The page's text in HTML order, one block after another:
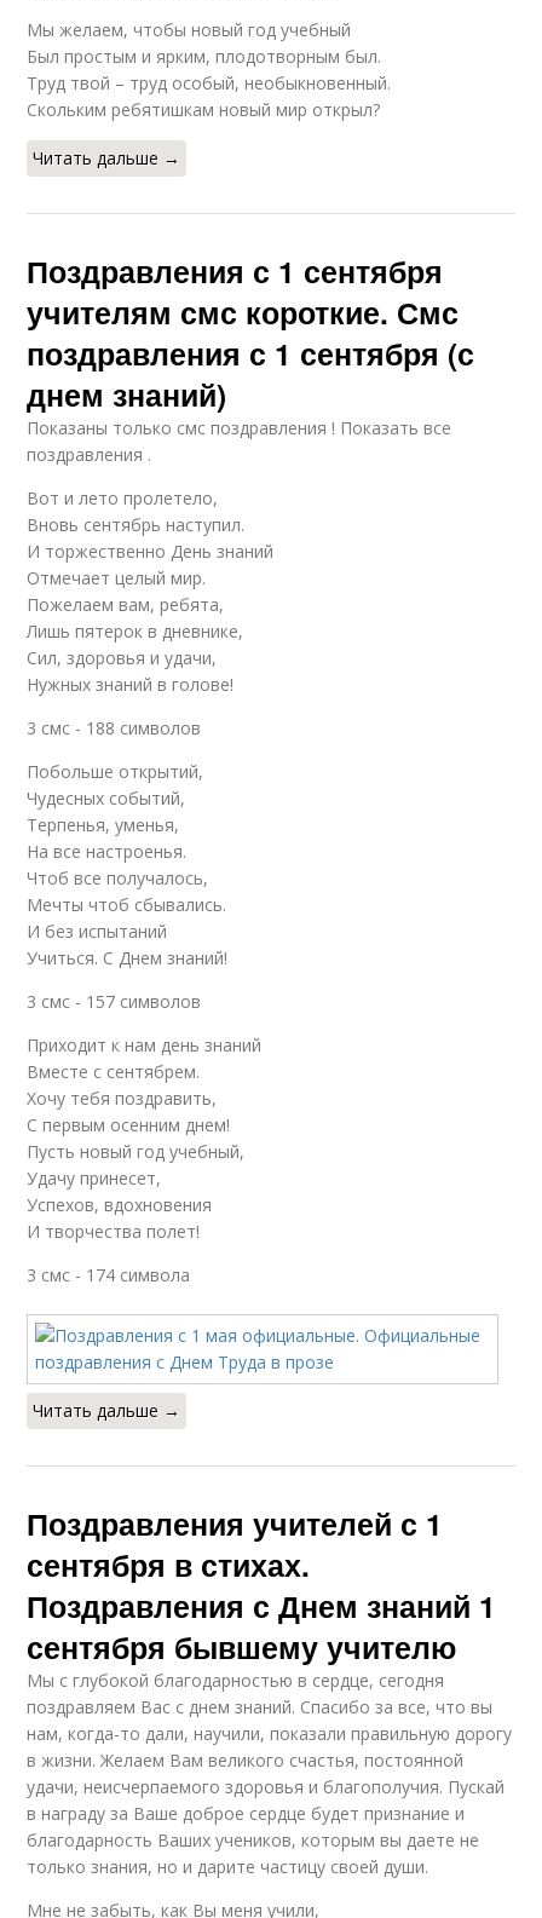
Мы желаем, чтобы новый год учебный
Был простым и ярким, плодотворным был.
Труд твой – труд особый, необыкновенный.
Скольким ребятишкам новый мир открыл?
Читать дальше →
Поздравления с 1 сентября
учителям смс короткие. Смс
поздравления с 1 сентября (с
днем знаний)
Показаны только смс поздравления ! Показать все
поздравления .
Вот и лето пролетело,
Вновь сентябрь наступил.
И торжественно День знаний
Отмечает целый мир.
Пожелаем вам, ребята,
Лишь пятерок в дневнике,
Сил, здоровья и удачи,
Нужных знаний в голове!
3 смс - 188 символов
Побольше открытий,
Чудесных событий,
Терпенья, уменья,
На все настроенья.
Чтоб все получалось,
Мечты чтоб сбывались.
И без испытаний
Учиться. С Днем знаний!
3 смс - 157 символов
Приходит к нам день знаний
Вместе с сентябрем.
Хочу тебя поздравить,
С первым осенним днем!
Пусть новый год учебный,
Удачу принесет,
Успехов, вдохновения
И творчества полет!
3 смс - 174 символа
Читать дальше →
Поздравления учителей с 1
сентября в стихах.
Поздравления с Днем знаний 1
сентября бывшему учителю
Мы с глубокой благодарностью в сердце, сегодня
поздравляем Вас с днем знаний. Спасибо за все, что вы
нам, когда-то дали, научили, показали правильную дорогу
в жизни. Желаем Вам великого счастья, постоянной
удачи, неисчерпаемого здоровья и благополучия. Пускай
в награду за Ваше доброе сердце будет признание и
благодарность Ваших учеников, которым вы даете не
только знания, но и дарите частицу своей души.
Мне не забыть, как Вы меня учили,